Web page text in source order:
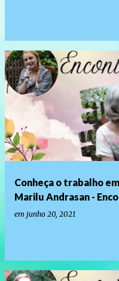
Conheça o trabalho
Marilu Andrasan -
em junho 20, 2021